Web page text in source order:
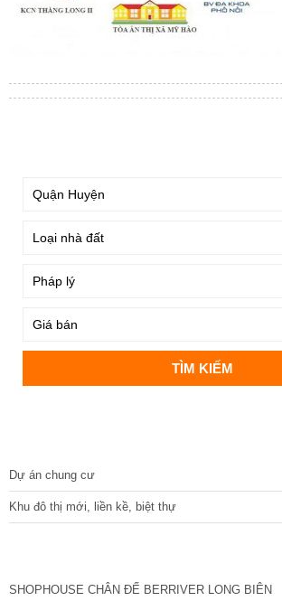
Dự án chung cư
Khu đô thị mới, liền kề, biệt thự
SHOPHOUSE CHÂN ĐẾ BERRIVER LONG BIÊN